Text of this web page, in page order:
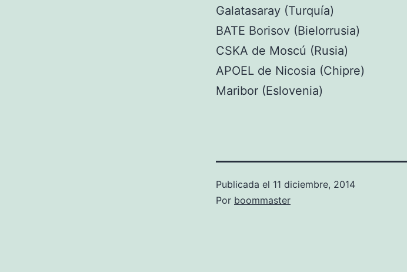
Galatasaray (Turquía)
BATE Borisov (Bielorrusia)
CSKA de Moscú (Rusia)
APOEL de Nicosia (Chipre)
Maribor (Eslovenia)
Publicada el 11 diciembre, 2014
Por boommaster